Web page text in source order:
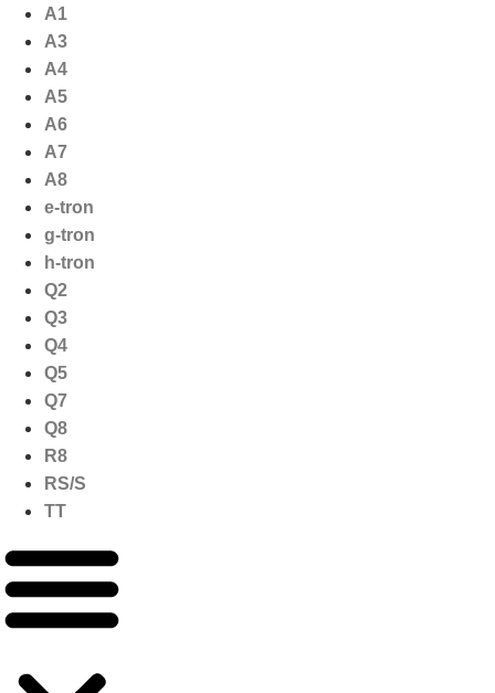
naar
inhoud
A1
A3
A4
A5
A6
A7
A8
e-tron
g-tron
h-tron
Q2
Q3
Q4
Q5
Q7
Q8
R8
RS/S
TT